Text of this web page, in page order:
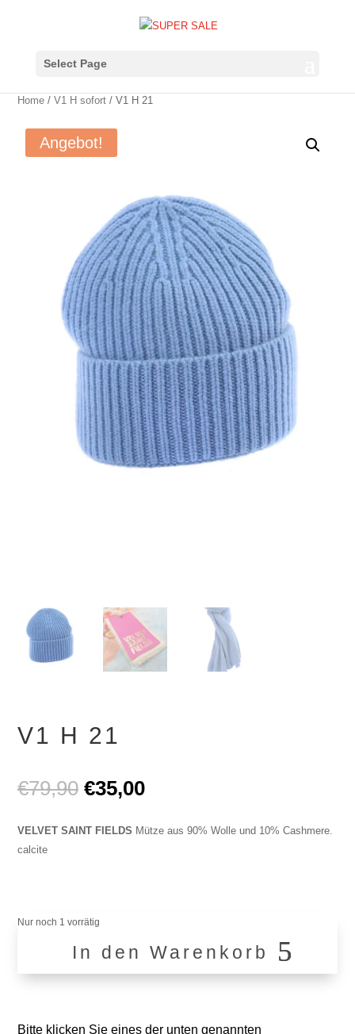
Select Page
Home / V1 H sofort / V1 H 21
Angebot!
V1 H 21
€79,90 Ursprünglicher
Preis
war:
€35,00Aktueller
ist:
VELVET SAINT FIELDS Mütze aus 90% Wolle und 10% Cashmere.
calcite
Nur noch 1 vorrätig
In den Warenkorb
Bitte klicken Sie eines der unten genannten